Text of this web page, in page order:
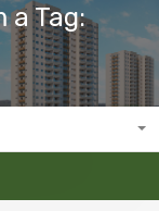
a Tag: